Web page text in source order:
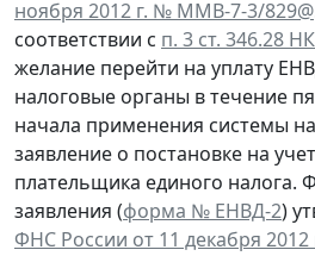
ноября 2012 г. № ММВ-7-3/829@
соответствии с п. 3 ст. 346.28
желание перейти на уплату
налоговые органы в течение
начала применения системы
заявление о постановке на
плательщика единого налога.
заявления (форма № ЕНВД-2)
ФНС России от 11 декабря